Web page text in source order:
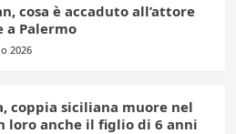
cosa è accaduto all’attore
a Palermo
2026
coppia siciliana muore nel
loro anche il figlio di 6 anni